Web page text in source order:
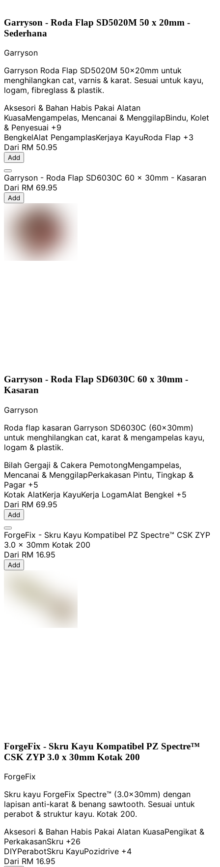
Garryson - Roda Flap SD5020M 50 x 20mm -
Sederhana
Garryson
Garryson Roda Flap SD5020M 50x20mm untuk
menghilangkan cat, varnis & karat. Sesuai untuk kayu,
logam, fibreglass & plastik.
Aksesori & Bahan Habis Pakai Alatan
KuasaMengampelas, Mencanai & MenggilapBindu, Kolet
& Penyesuai +9
BengkelAlat PengamplasKerjaya KayuRoda Flap +3
Dari RM 50.95
Add
Garryson - Roda Flap SD6030C 60 x 30mm - Kasaran
Dari RM 69.95
Add
Garryson - Roda Flap SD6030C 60 x 30mm -
Kasaran
Garryson
Roda flap kasaran Garryson SD6030C (60x30mm)
untuk menghilangkan cat, karat & mengampelas kayu,
logam & plastik.
Bilah Gergaji & Cakera PemotongMengampelas,
Mencanai & MenggilapPerkakasan Pintu, Tingkap &
Pagar +5
Kotak AlatKerja KayuKerja LogamAlat Bengkel +5
Dari RM 69.95
Add
ForgeFix - Skru Kayu Kompatibel PZ Spectre™ CSK ZYP
3.0 x 30mm Kotak 200
Dari RM 16.95
Add
ForgeFix - Skru Kayu Kompatibel PZ Spectre™
CSK ZYP 3.0 x 30mm Kotak 200
ForgeFix
Skru kayu ForgeFix Spectre™ (3.0x30mm) dengan
lapisan anti-karat & benang sawtooth. Sesuai untuk
perabot & struktur kayu. Kotak 200.
Aksesori & Bahan Habis Pakai Alatan KuasaPengikat &
PerkakasanSkru +26
DIYPerabotSkru KayuPozidrive +4
Dari RM 16.95